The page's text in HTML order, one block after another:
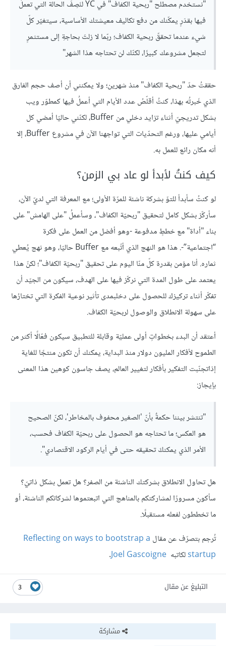
"نستخدم مصطلح "ربحية الكفاف" في YC لنَصِفَ الحالة التي تعملُ
فيها بقدَرٍ يمكّنك من دفع تكاليف معيشتك الأساسية، سيتغيّر كلّ
شيء عندما تحققّ ربحية الكفاف؛ ربّما لا زلتَ بحاجةِ إلى مستثمرٍ
لتجعل مشروعك كبيرًا، لكنّك لن تحتاجه هذا الشهر"
حققتُ حدّ "ربحية الكفاف" منذ شهرين؛ ولا يمكنني أن أصف حجم الفارق
الذي خَبرتُه بهذا، كنتُ أقلّصُ عدد الأيام التي أعملُ فيها كمطوّر ويب
بشكل تدريجيّ أثناء تزايد دخلي من Buffer، لكنّني حاليّا أمضي كل
أيامي عليها، ورغم التحدّيات التي تواجهنا الآن في مشروع Buffer، إلا
أنه مكان رائع للعمل به.
كيف كنتُ لأبدأ لو عاد بي الزمن؟
لو كنتُ سأبدأ للتوّ بشركة ناشئة للمرّة الأولى؛ مع المعرفة التي لديّ الآن،
سأركّز بشكل كامل لتحقيق "ربحيّة الكفاف"، وسأعملُ "على الهامش" على
بناء "أداة" مع خططٍ مدفوعة -وهو أفضل من العمل على فكرة
“اجتماعية”-. هذا هو النهج الذي أتّبعه مع Buffer حاليّا، وهو نهج يُعطي
ثماره. أنا مؤمن بقدرة كلّ منّا اليوم على تحقيق "ربحيّة الكفاف"؛ لكنّ هذا
يعتمد على طول المدة التي نركّز فيها على الهدف، سيكون من الجيّد أن
تفكّر أثناء تركيزك للحصول على دخلبمدى تأثير نوعية الفكرة التي تختارُها
على سهولة الانطلاق والوصول لربحيّة الكفاف.
أعتقد أن البدء بخطواتٍ أولى عمليّة وقابلة للتطبيق سيكون فعّالًا أكثر من
الطموح لأفكار المليون دولار منذ البداية، يمكنك أن تكون منتجًا للغاية
إذاتجنّبت التفكير بأفكار لتغيير العالم، يصف جاسون كوهين هذا المعنى
بإيجاز:
"تنتشر بيننا حكمةٌ بأنّ 'الصغير محفوف بالمخاطر'، لكنّ الصحيح
هو العكس؛ ما تحتاجه هو الحصول على ربحيّة الكفاف فحسب،
الأمر الذي يمكنكَ تحقيقه حتى في أيام الركود الاقتصادي".
هل تحاول الانطلاق بشركتك الناشئة من الصفر؟ هل تعمل بشكل ذاتيّ؟
سأكون مسرورًا لمشاركتكم بالمناهج التي اتبعتموها لشركاتكم الناشئة، أو
ما تخططون لفعله مستقبلًا.
تُرجم بتصرّف عن مقال Reflecting on ways to bootstrap a
startupلكاتبه Joel Gascoigne
.
3 التبليغ عن مقال
مشاركة